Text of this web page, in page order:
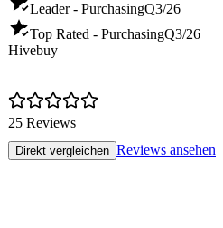
Leader - PurchasingQ3/26
Top Rated - PurchasingQ3/26
Hivebuy
25 Reviews
Direkt vergleichen Reviews ansehen